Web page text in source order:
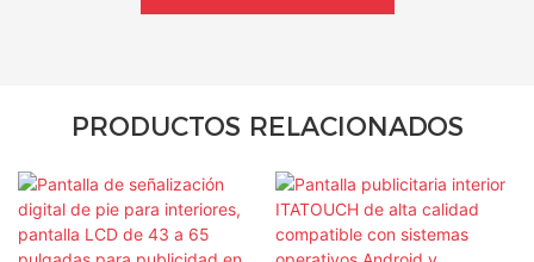
PRODUCTOS RELACIONADOS